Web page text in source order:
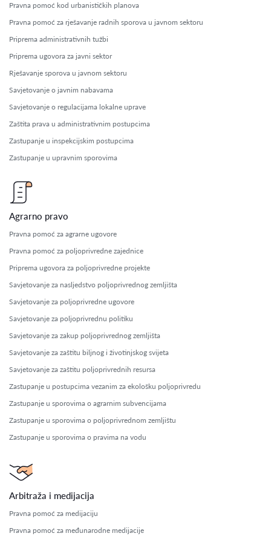
Pravna pomoć kod urbanističkih planova
Pravna pomoć za rješavanje radnih sporova u javnom sektoru
Priprema administrativnih tužbi
Priprema ugovora za javni sektor
Rješavanje sporova u javnom sektoru
Savjetovanje o javnim nabavama
Savjetovanje o regulacijama lokalne uprave
Zaštita prava u administrativnim postupcima
Zastupanje u inspekcijskim postupcima
Zastupanje u upravnim sporovima
Agrarno pravo
Pravna pomoć za agrarne ugovore
Pravna pomoć za poljoprivredne zajednice
Priprema ugovora za poljoprivredne projekte
Savjetovanje za nasljedstvo poljoprivrednog zemljišta
Savjetovanje za poljoprivredne ugovore
Savjetovanje za poljoprivrednu politiku
Savjetovanje za zakup poljoprivrednog zemljišta
Savjetovanje za zaštitu biljnog i životinjskog svijeta
Savjetovanje za zaštitu poljoprivrednih resursa
Zastupanje u postupcima vezanim za ekološku poljoprivredu
Zastupanje u sporovima o agrarnim subvencijama
Zastupanje u sporovima o poljoprivrednom zemljištu
Zastupanje u sporovima o pravima na vodu
Arbitraža i medijacija
Pravna pomoć za medijaciju
Pravna pomoć za međunarodne medijacije